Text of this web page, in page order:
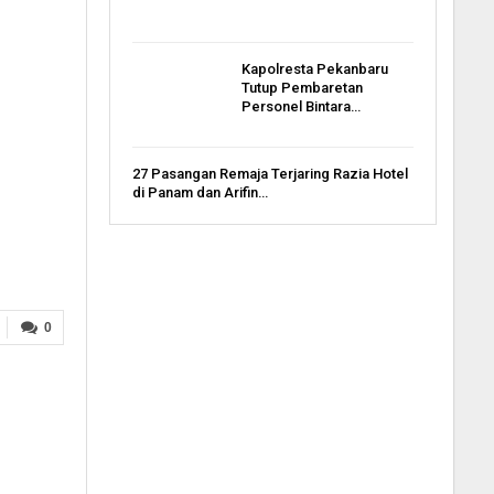
0
Kapolresta Pekanbaru
Tutup Pembaretan
Personel Bintara…
27 Pasangan Remaja Terjaring Razia Hotel
di Panam dan Arifin…